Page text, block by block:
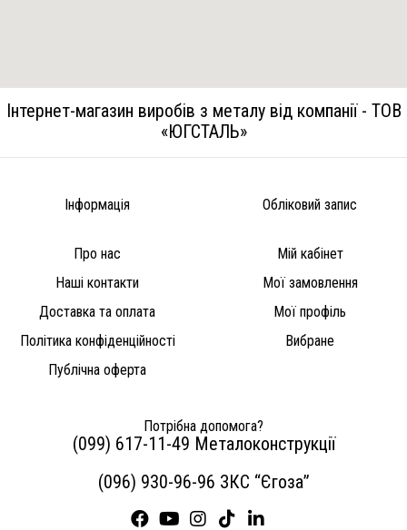
Інтернет-магазин виробів з металу від компанії - ТОВ
«ЮГСТАЛЬ»
Інформація
Про нас
Наші контакти
Доставка та оплата
Політика конфіденційності
Публічна оферта
Обліковий запис
Мій кабінет
Мої замовлення
Мої профіль
Вибране
Потрібна допомога?
(099) 617-11-49 Металоконструкції
(096) 930-96-96 ЗКС “Єгоза”